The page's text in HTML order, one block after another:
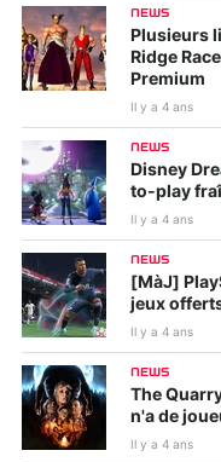
NEWS
Plusieurs
Ridge
Premium
Il y a 4 ans
NEWS
Disney
to-play
Il y a 4 ans
NEWS
[MàJ]
jeux
Il y a 4 ans
NEWS
The
n'a de
Il y a 4 ans